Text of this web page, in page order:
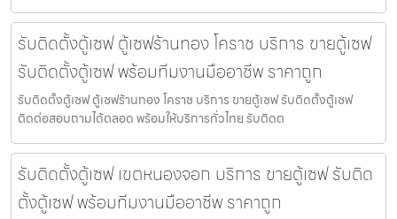
รับติดตั้งตู้เซฟ ตู้เซฟร้านทอง โคราช บริการ ขายตู้เซฟ
รับติดตั้งตู้เซฟ พร้อมทีมงานมืออาชีพ ราคาถูก
รับติดตั้งตู้เซฟ ตู้เซฟร้านทอง โคราช บริการ ขายตู้เซฟ รับติดตั้งตู้เซฟ
ติดต่อสอบถามได้ตลอด พร้อมให้บริการทั่วไทย รับติดต
รับติดตั้งตู้เซฟ เขตหนองจอก บริการ ขายตู้เซฟ รับติด
ตั้งตู้เซฟ พร้อมทีมงานมืออาชีพ ราคาถูก